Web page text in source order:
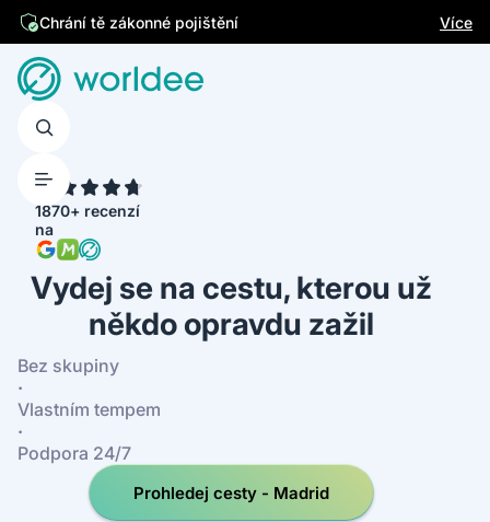
Chrání tě zákonné pojištění
Jsme česká firma Více
1870+ recenzí
na
Vydej se na cestu, kterou už
někdo opravdu zažil
Bez skupiny
·
Vlastním tempem
·
Podpora 24/7
Prohledej cesty - Madrid